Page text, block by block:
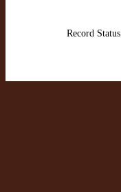
Record Status